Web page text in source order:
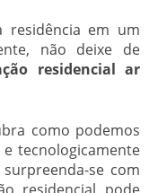
residência em um
não deixe de
residencial ar
como podemos
tecnologicamente
se com